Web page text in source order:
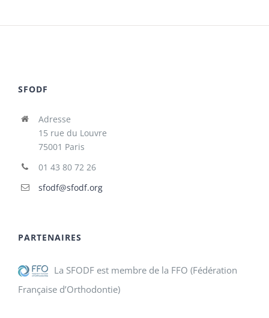
SFODF
Adresse
15 rue du Louvre
75001 Paris
01 43 80 72 26
sfodf@sfodf.org
PARTENAIRES
La SFODF est membre de la FFO (Fédération
Française d’Orthodontie)